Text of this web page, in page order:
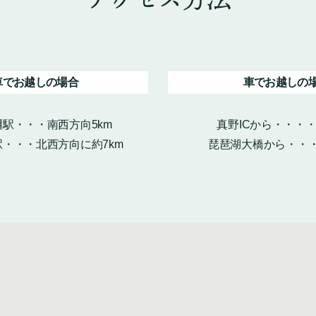
でお越しの場合
・・・南西方向5km
・・北西方向に約7km
車でお越しの
真野ICから・・・
琵琶湖大橋から・・